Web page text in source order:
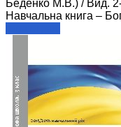
Беденко М.В.) / Вид.
Навчальна книга –